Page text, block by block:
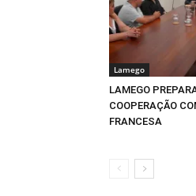
Lamego
LAMEGO
COOPERAÇÃO
FRANCESA